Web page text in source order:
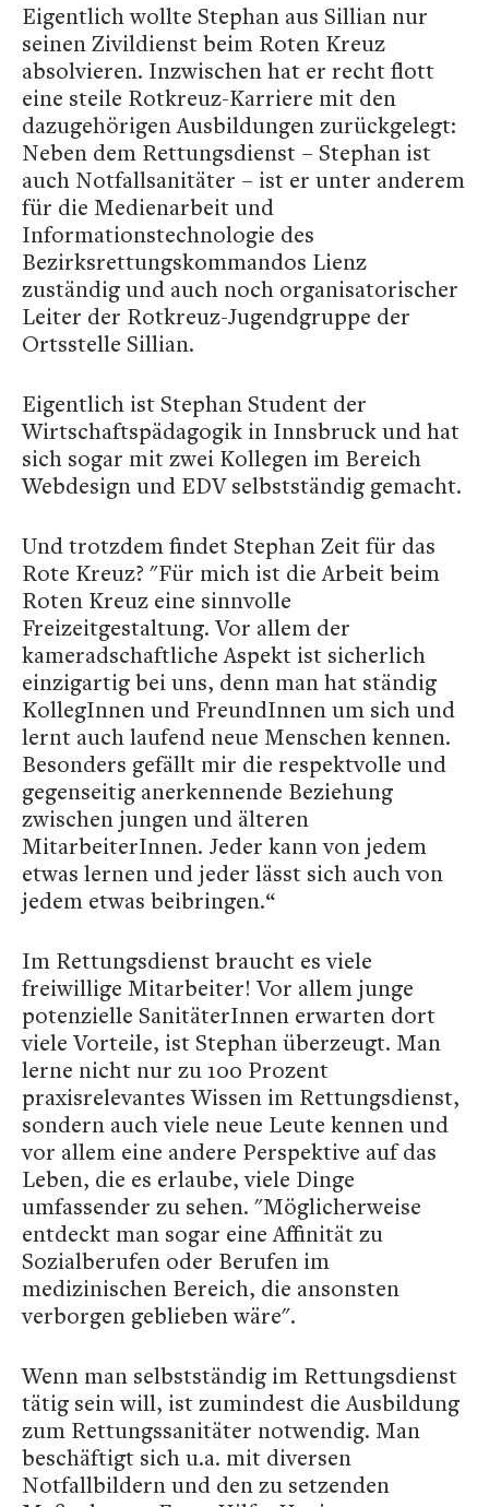
Eigentlich wollte Stephan aus Sillian nur
seinen Zivildienst beim Roten Kreuz
absolvieren. Inzwischen hat er recht flott
eine steile Rotkreuz-Karriere mit den
dazugehörigen Ausbildungen zurückgelegt:
Neben dem Rettungsdienst – Stephan ist
auch Notfallsanitäter – ist er unter anderem
für die Medienarbeit und
Informationstechnologie des
Bezirksrettungskommandos Lienz
zuständig und auch noch organisatorischer
Leiter der Rotkreuz-Jugendgruppe der
Ortsstelle Sillian.
Eigentlich ist Stephan Student der
Wirtschaftspädagogik in Innsbruck und hat
sich sogar mit zwei Kollegen im Bereich
Webdesign und EDV selbstständig gemacht.
Und trotzdem findet Stephan Zeit für das
Rote Kreuz? "Für mich ist die Arbeit beim
Roten Kreuz eine sinnvolle
Freizeitgestaltung. Vor allem der
kameradschaftliche Aspekt ist sicherlich
einzigartig bei uns, denn man hat ständig
KollegInnen und FreundInnen um sich und
lernt auch laufend neue Menschen kennen.
Besonders gefällt mir die respektvolle und
gegenseitig anerkennende Beziehung
zwischen jungen und älteren
MitarbeiterInnen. Jeder kann von jedem
etwas lernen und jeder lässt sich auch von
jedem etwas beibringen.“
Im Rettungsdienst braucht es viele
freiwillige Mitarbeiter! Vor allem junge
potenzielle SanitäterInnen erwarten dort
viele Vorteile, ist Stephan überzeugt. Man
lerne nicht nur zu 100 Prozent
praxisrelevantes Wissen im Rettungsdienst,
sondern auch viele neue Leute kennen und
vor allem eine andere Perspektive auf das
Leben, die es erlaube, viele Dinge
umfassender zu sehen. "Möglicherweise
entdeckt man sogar eine Affinität zu
Sozialberufen oder Berufen im
medizinischen Bereich, die ansonsten
verborgen geblieben wäre".
Wenn man selbstständig im Rettungsdienst
tätig sein will, ist zumindest die Ausbildung
zum Rettungssanitäter notwendig. Man
beschäftigt sich u.a. mit diversen
Notfallbildern und den zu setzenden